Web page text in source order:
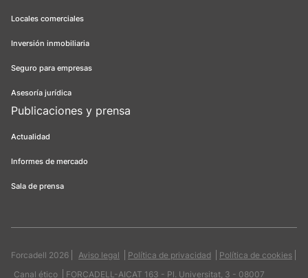
Locales comerciales
Inversión inmobiliaria
Seguro para empresas
Asesoría jurídica
Publicaciones y prensa
Actualidad
Informes de mercado
Sala de prensa
Forcadell 2026 Aviso legal Política de privacidad
Política de cookies
Canal ético
FORCADELL-AICAT 163 - Pl. Universitat, 3 - 08007